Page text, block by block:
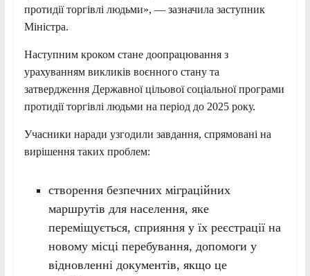
протидії торгівлі людьми», — зазначила заступник
Міністра.
Наступним кроком стане доопрацювання з
урахуванням викликів воєнного стану та
затвердження Державної цільової соціальної програми
протидії торгівлі людьми на період до 2025 року.
Учасники наради узгодили завдання, спрямовані на
вирішення таких проблем:
створення безпечних міграційних
маршрутів для населення, яке
переміщується, сприяння у їх реєстрації на
новому місці перебування, допомоги у
відновленні документів, якщо це